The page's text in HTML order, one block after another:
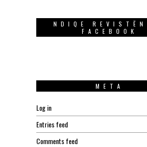
NDIQE REVISTËN
FACEBOOK
META
Log in
Entries feed
Comments feed